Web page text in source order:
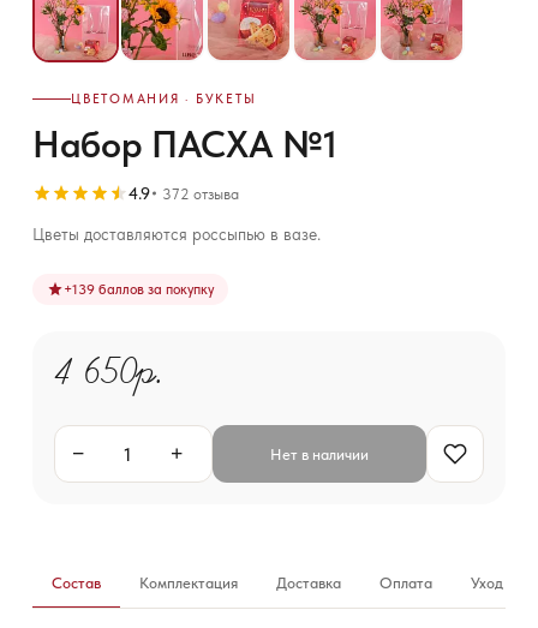
ЦВЕТОМАНИЯ · БУКЕТЫ
Набор ПАСХА №1
4.9 372 отзыва
Цветы доставляются россыпью в вазе.
+139 баллов за покупку
4 650р.
− + Нет в наличии
Состав Комплектация Доставка Оплата Уход за